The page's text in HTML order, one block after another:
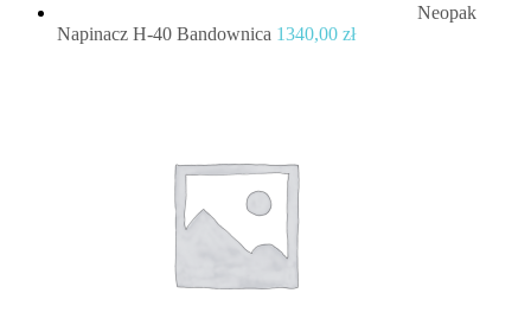
Neopak
Napinacz H-40 Bandownica 1340,00 zł